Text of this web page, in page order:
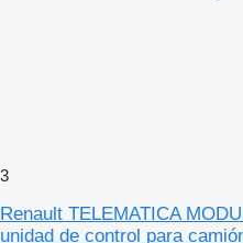
3
Renault TELEMATICA
unidad de control para